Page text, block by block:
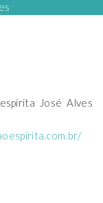
José Alves